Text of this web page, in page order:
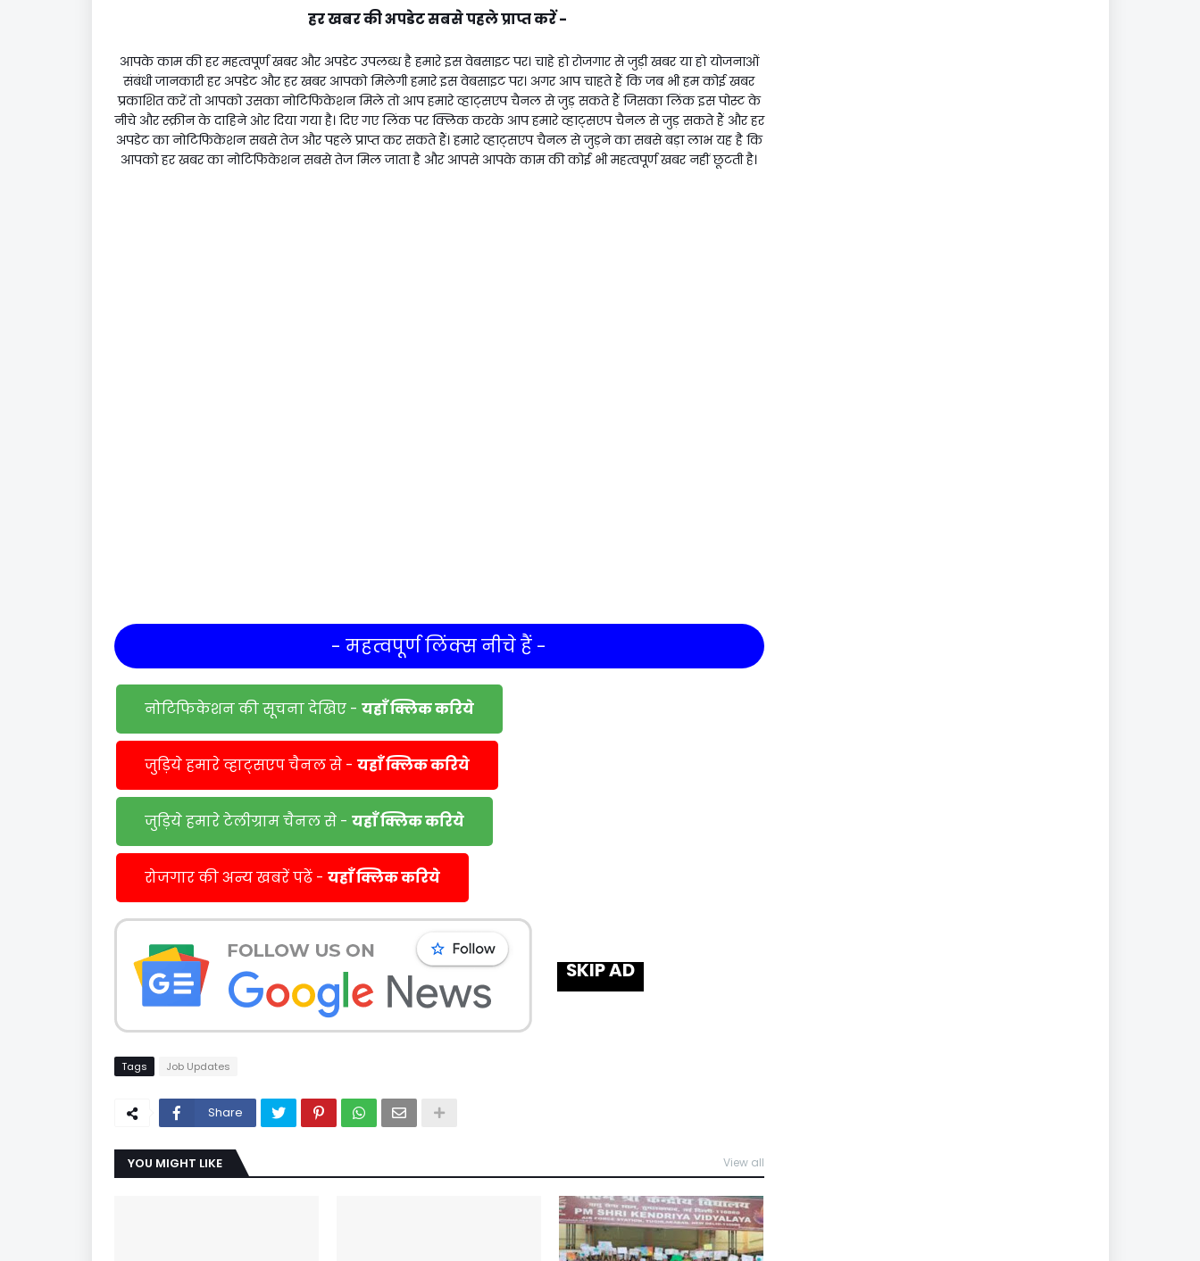
हर खबर की अपडेट सबसे पहले प्राप्त करें -
आपके काम की हर महत्वपूर्ण खबर और अपडेट उपलब्ध है हमारे इस वेबसाइट पर। चाहे हो रोजगार से जुड़ी खबर या हो योजनाओं
संबंधी जानकारी हर अपडेट और हर खबर आपको मिलेगी हमारे इस वेबसाइट पर। अगर आप चाहते हैं कि जब भी हम कोई खबर
प्रकाशित करें तो आपको उसका नोटिफिकेशन मिले तो आप हमारे व्हाट्सएप चैनल से जुड़ सकते हैं जिसका लिंक इस पोस्ट के
नीचे और स्क्रीन के दाहिने ओर दिया गया है। दिए गए लिंक पर क्लिक करके आप हमारे व्हाट्सएप चैनल से जुड़ सकते हैं और हर
अपडेट का नोटिफिकेशन सबसे तेज और पहले प्राप्त कर सकते हैं। हमारे व्हाट्सएप चैनल से जुड़ने का सबसे बड़ा लाभ यह है कि
आपको हर खबर का नोटिफिकेशन सबसे तेज मिल जाता है और आपसे आपके काम की कोई भी महत्वपूर्ण खबर नहीं छूटती है।
- महत्वपूर्ण लिंक्स नीचे हैं -
नोटिफिकेशन की सूचना देखिए - यहाँ क्लिक करिये
जुड़िये हमारे व्हाट्सएप चैनल से - यहाँ क्लिक करिये
जुड़िये हमारे टेलीग्राम चैनल से - यहाँ क्लिक करिये
रोजगार की अन्य खबरें पढें - यहाँ क्लिक करिये
Tags Job Updates
Share
YOU MIGHT LIKE View all
SKIP AD